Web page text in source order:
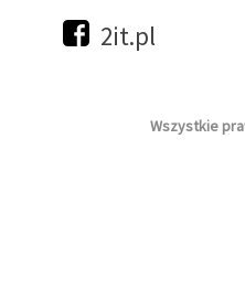
2it.pl
Wszystkie